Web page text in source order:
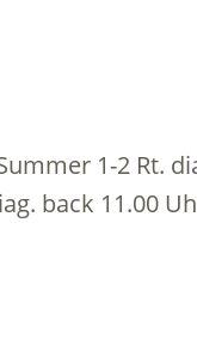
1-2 Rt.
back 11.00